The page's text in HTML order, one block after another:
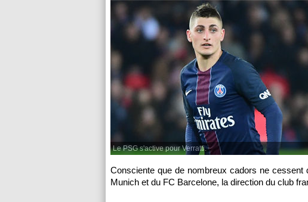
Le PSG s'active pour Verratti.
Consciente que de nombreux cadors ne
Munich et du FC Barcelone, la direction du club